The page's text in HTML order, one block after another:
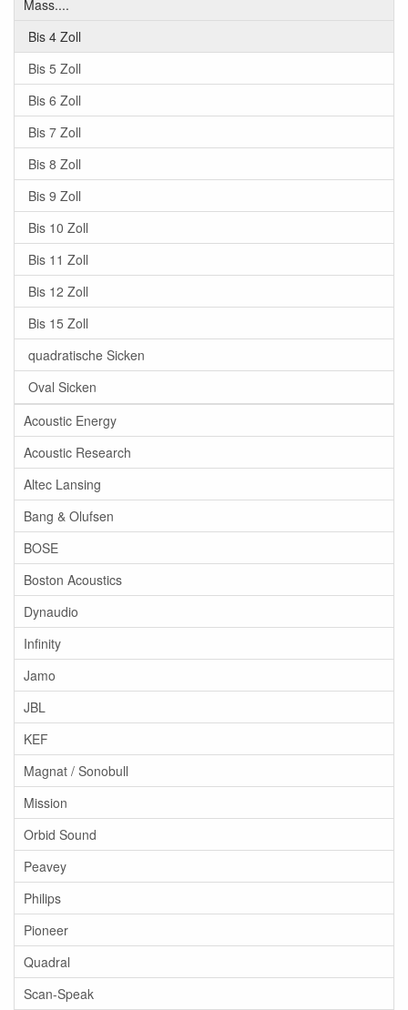
Mass....
Bis 4 Zoll
Bis 5 Zoll
Bis 6 Zoll
Bis 7 Zoll
Bis 8 Zoll
Bis 9 Zoll
Bis 10 Zoll
Bis 11 Zoll
Bis 12 Zoll
Bis 15 Zoll
quadratische Sicken
Oval Sicken
Acoustic Energy
Acoustic Research
Altec Lansing
Bang & Olufsen
BOSE
Boston Acoustics
Dynaudio
Infinity
Jamo
JBL
KEF
Magnat / Sonobull
Mission
Orbid Sound
Peavey
Philips
Pioneer
Quadral
Scan-Speak